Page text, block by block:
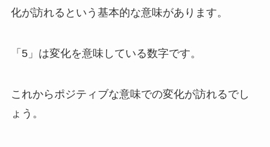
化が訪れるという基本的な意味があります。
「5」は変化を意味している数字です。
これからポジティブな意味での変化が訪れるでし
ょう。